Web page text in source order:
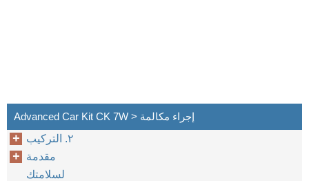
Advanced Car Kit CK 7W > إجراء مكالمة
٢. التركيب
مقدمة
لسلامتك